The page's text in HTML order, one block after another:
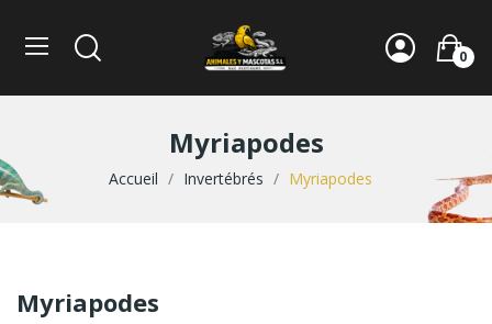
0
Myriapodes
Accueil Invertébrés Myriapodes
Myriapodes